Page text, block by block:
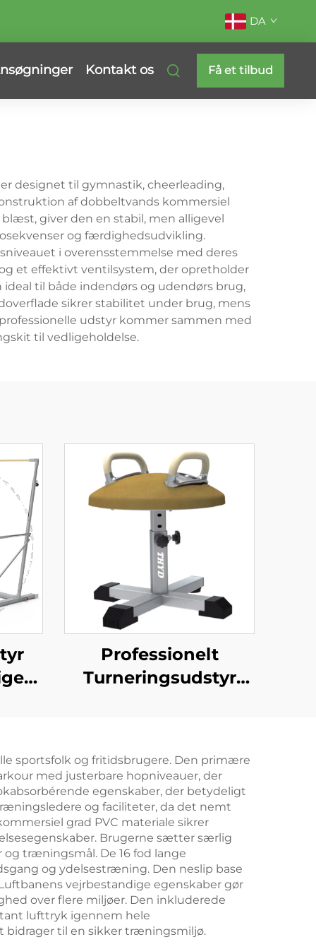
DA
Kontakt os Få et tilbud
designet til gymnastik, cheerleading,
af dobbeltvands kommersiel
giver den en stabil, men alligevel
og færdighedsudvikling.
i overensstemmelse med deres
et effektivt ventilsystem, der opretholder
til både indendørs og udendørs brug,
sikrer stabilitet under brug, mens
udstyr kommer sammen med
til vedligeholdelse.
Professionelt
Turneringsudstyr
sportsfolk og fritidsbrugere. Den primære
med justerbare hopniveauer, der
egenskaber, der betydeligt
og faciliteter, da det nemt
grad PVC materiale sikrer
Brugerne sætter særlig
træningsmål. De 16 fod lange
og ydelsestræning. Den neslip base
vejrbestandige egenskaber gør
over flere miljøer. Den inkluderede
lufttryk igennem hele
bidrager til en sikker træningsmiljø.